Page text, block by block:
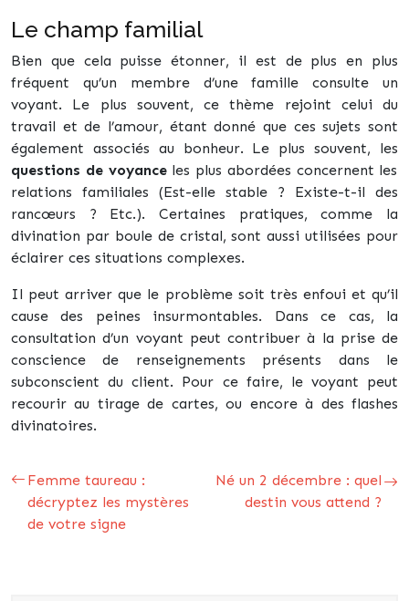
Le champ familial
Bien que cela puisse étonner, il est de plus en plus
fréquent qu’un membre d’une famille consulte un
voyant. Le plus souvent, ce thème rejoint celui du
travail et de l’amour, étant donné que ces sujets sont
également associés au bonheur. Le plus souvent, les
questions de voyanceles plus abordées concernent les
relations familiales (Est-elle stable ? Existe-t-il des
rancœurs ? Etc.). Certaines pratiques, comme la
divination par boule de cristal, sont aussi utilisées pour
éclairer ces situations complexes.
Il peut arriver que le problème soit très enfoui et qu’il
cause des peines insurmontables. Dans ce cas, la
consultation d’un voyant peut contribuer à la prise de
conscience de renseignements présents dans le
subconscient du client. Pour ce faire, le voyant peut
recourir au tirage de cartes, ou encore à des flashes
divinatoires.
Femme taureau :
décryptez les mystères
de votre signe
Né un 2 décembre : quel
destin vous attend ?